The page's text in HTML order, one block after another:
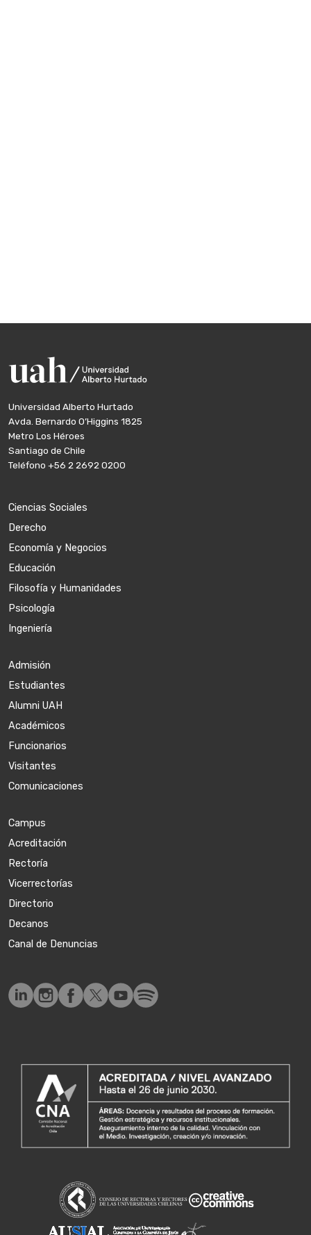
Universidad Alberto Hurtado
Avda. Bernardo O’Higgins 1825
Metro Los Héroes
Santiago de Chile
Teléfono +56 2 2692 0200
Ciencias Sociales
Derecho
Economía y Negocios
Educación
Filosofía y Humanidades
Psicología
Ingeniería
Admisión
Estudiantes
Alumni UAH
Académicos
Funcionarios
Visitantes
Comunicaciones
Campus
Acreditación
Rectoría
Vicerrectorías
Directorio
Decanos
Canal de Denuncias